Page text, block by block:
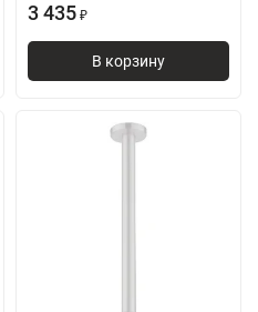
3 435 ₽
В корзину